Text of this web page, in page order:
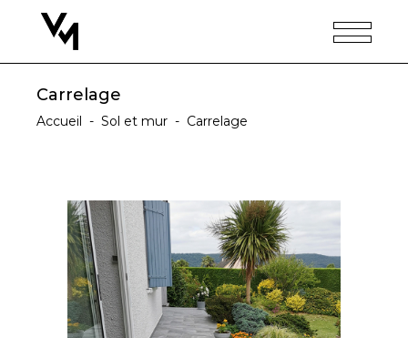
Carrelage
Accueil - Sol et mur - Carrelage